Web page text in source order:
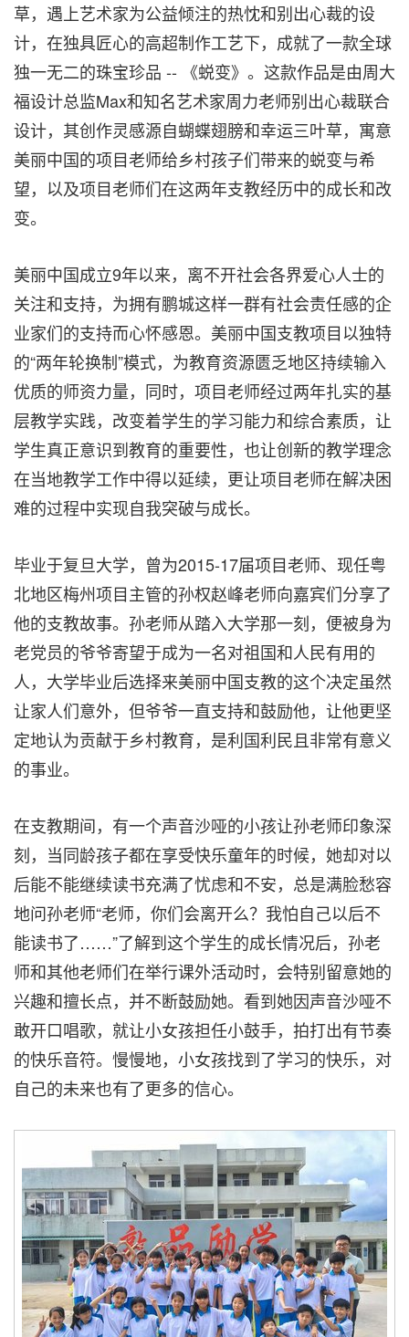
草，遇上艺术家为公益倾注的热忱和别出心裁的设
计，在独具匠心的高超制作工艺下，成就了一款全球
独一无二的珠宝珍品 -- 《蜕变》。这款作品是由周大
福设计总监Max和知名艺术家周力老师别出心裁联合
设计，其创作灵感源自蝴蝶翅膀和幸运三叶草，寓意
美丽中国的项目老师给乡村孩子们带来的蜕变与希
望，以及项目老师们在这两年支教经历中的成长和改
变。
美丽中国成立9年以来，离不开社会各界爱心人士的
关注和支持，为拥有鹏城这样一群有社会责任感的企
业家们的支持而心怀感恩。美丽中国支教项目以独特
的“两年轮换制”模式，为教育资源匮乏地区持续输入
优质的师资力量，同时，项目老师经过两年扎实的基
层教学实践，改变着学生的学习能力和综合素质，让
学生真正意识到教育的重要性，也让创新的教学理念
在当地教学工作中得以延续，更让项目老师在解决困
难的过程中实现自我突破与成长。
毕业于复旦大学，曾为2015-17届项目老师、现任粤
北地区梅州项目主管的孙权赵峰老师向嘉宾们分享了
他的支教故事。孙老师从踏入大学那一刻，便被身为
老党员的爷爷寄望于成为一名对祖国和人民有用的
人，大学毕业后选择来美丽中国支教的这个决定虽然
让家人们意外，但爷爷一直支持和鼓励他，让他更坚
定地认为贡献于乡村教育，是利国利民且非常有意义
的事业。
在支教期间，有一个声音沙哑的小孩让孙老师印象深
刻，当同龄孩子都在享受快乐童年的时候，她却对以
后能不能继续读书充满了忧虑和不安，总是满脸愁容
地问孙老师“老师，你们会离开么？我怕自己以后不
能读书了……”了解到这个学生的成长情况后，孙老
师和其他老师们在举行课外活动时，会特别留意她的
兴趣和擅长点，并不断鼓励她。看到她因声音沙哑不
敢开口唱歌，就让小女孩担任小鼓手，拍打出有节奏
的快乐音符。慢慢地，小女孩找到了学习的快乐，对
自己的未来也有了更多的信心。